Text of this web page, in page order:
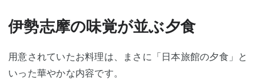
伊勢志摩の味覚が並ぶ夕食
用意されていたお料理は、まさに「日本旅館の夕食」と
いった華やかな内容です。